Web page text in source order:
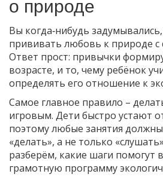
Вы когда‑нибудь
прививать любовь к природе с
Ответ прост: привычки
возрасте, и то, чему ребёнок
определять его отношение к
Самое главное правило –
игровым. Дети быстро устают
поэтому любые занятия
«делать», а не только
разберём, какие шаги помогут
грамотную программу